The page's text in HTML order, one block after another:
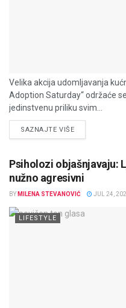
Velika akcija udomljavanja
Adoption Saturday“ održaće
jedinstvenu priliku svim...
SAZNAJTE VIŠEDETAILS
Psiholozi objašnjavaju:
nužno agresivni
BY MILENA STEVANOVIĆ JUL 24,
LIFESTYLE